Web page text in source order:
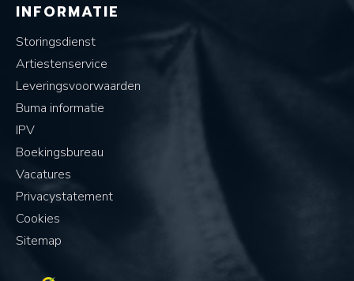
INFORMATIE
Storingsdienst
Artiestenservice
Leveringsvoorwaarden
Buma informatie
IPV
Boekingsbureau
Vacatures
Privacystatement
Cookies
Sitemap